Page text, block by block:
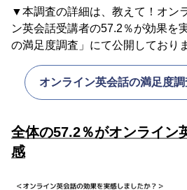
▼本調査の詳細は、教えて！オン
ン英会話受講者の57.2％が効果を
の満足度調査」にて公開しており
オンライン英会話の満足度
全体の57.2％がオンライン
感